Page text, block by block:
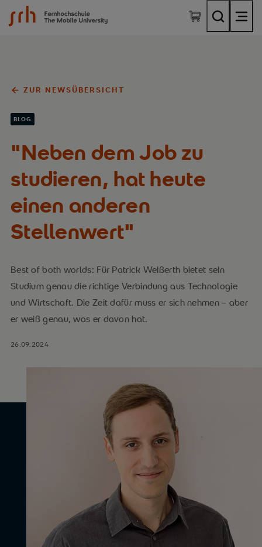
SRH Fernhochschule - The Mobile University
ZUR NEWSÜBERSICHT
BLOG
"Neben dem Job zu
studieren, hat heute
einen anderen
Stellenwert"
Best of both worlds: Für Patrick Weißerth bietet sein
Studium genau die richtige Verbindung aus Technologie
und Wirtschaft. Die Zeit dafür muss er sich nehmen – aber
er weiß genau, was er davon hat.
26.09.2024